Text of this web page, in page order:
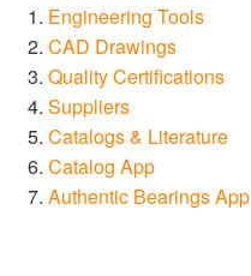
Engineering Tools
CAD Drawings
Quality Certifications
Suppliers
Catalogs & Literature
Catalog App
Authentic Bearings App